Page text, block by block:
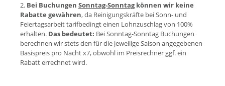
2. Bei Buchungen Sonntag-Sonntagkönnen wir keine
Rabatte gewähren, da Reinigungskräfte bei Sonn- und
Feiertagsarbeit tarifbedingt einen Lohnzuschlag von 100%
erhalten. Das bedeutet: Bei Sonntag-Sonntag Buchungen
berechnen wir stets den für die jeweilige Saison angegebenen
Basispreis pro Nacht x7, obwohl im Preisrechner ggf. ein
Rabatt errechnet wird.